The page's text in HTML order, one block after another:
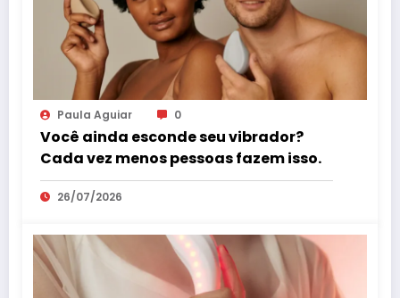
Paula Aguiar 0
Você ainda esconde seu vibrador?
Cada vez menos pessoas fazem isso.
26/07/2026